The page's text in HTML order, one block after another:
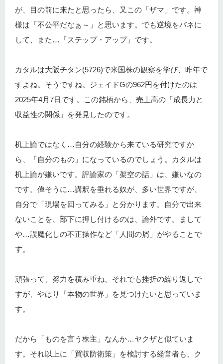
が、目の前に来たと思ったら、又この「ザマ」です。神
様は「不公平だなぁ～」と思います。でも逆境をバネに
して、また…「ステップ・アップ」です。
カタルは大阪チタン(5726)で米国株の観察を学び、昨年で
すよね。そうですね。ジェイドGの962円を付けたのは
2025年4月7日です。この銘柄から、売上高の「成長力と
収益性の関係」を発見したのです。
机上論ではなく…自分の経験から来ている研究ですか
ら、「自分のもの」になっているのでしょう。カタルは
机上論が嫌いです。評論家の「架空の話」は、嫌いなの
です。偉そうに…講釈を垂れる奴が、多い世界ですが、
自分で「現場を回ってみる」と分かります。自分で出来
ないことを、部下に押し付けるのは、論外です。まして
や…誤魔化しの不正操作など「人間の屑」がやることで
す。
頑張って、努力を積み重ね、それでも挫折の繰り返しで
すが、やはり「本物の世界」を見つけたいと思っていま
す。
だから「ものを言う株主」なんか…ヤクザと似ていま
す。それ以上に「買収防衛策」を検討する経営者も、ク